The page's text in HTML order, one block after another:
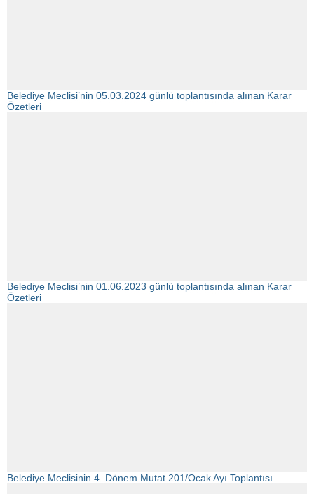
Belediye Meclisi’nin 05.03.2024 günlü toplantısında alınan Karar
Özetleri
Belediye Meclisi’nin 01.06.2023 günlü toplantısında alınan Karar
Özetleri
Belediye Meclisinin 4. Dönem Mutat 201/Ocak Ayı Toplantısı